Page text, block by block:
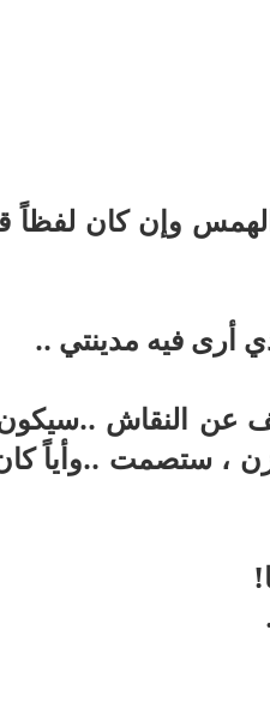
وإن كان لفظاً
أرى فيه مدينتي ..
عن النقاش
، ستصمت ..وأياً كان
!